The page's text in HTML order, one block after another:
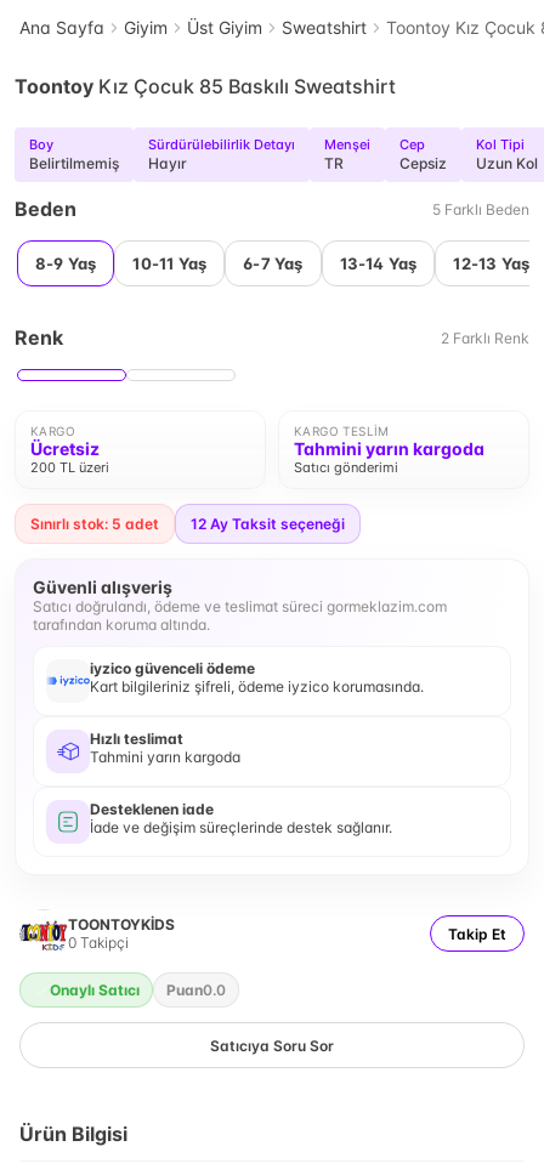
Ana Sayfa Giyim Üst Giyim Sweatshirt Toontoy Kız Çocuk
Toontoy Kız Çocuk 85 Baskılı Sweatshirt
Boy
Belirtilmemiş
Sürdürülebilirlik Detayı
Hayır
Menşei
TR
Cep
Cepsiz
Kol Tipi
Uzun Kol
Beden 5 Farklı Beden
8-9 Yaş 10-11 Yaş 6-7 Yaş 13-14 Yaş 12-13 Yaş
Renk 2 Farklı Renk
KARGO
Ücretsiz
200 TL üzeri
KARGO TESLIM
Tahmini yarın kargoda
Satıcı gönderimi
Sınırlı stok: 5 adet 12 Ay Taksit seçeneği
Güvenli alışveriş
Satıcı doğrulandı, ödeme ve teslimat süreci gormeklazim.com
tarafından koruma altında.
iyzico güvenceli ödeme
Kart bilgileriniz şifreli, ödeme iyzico korumasında.
Hızlı teslimat
Tahmini yarın kargoda
Desteklenen iade
İade ve değişim süreçlerinde destek sağlanır.
TOONTOYKİDS
0 Takipçi Takip Et
Onaylı Satıcı Puan0.0
Satıcıya Soru Sor
Ürün Bilgisi